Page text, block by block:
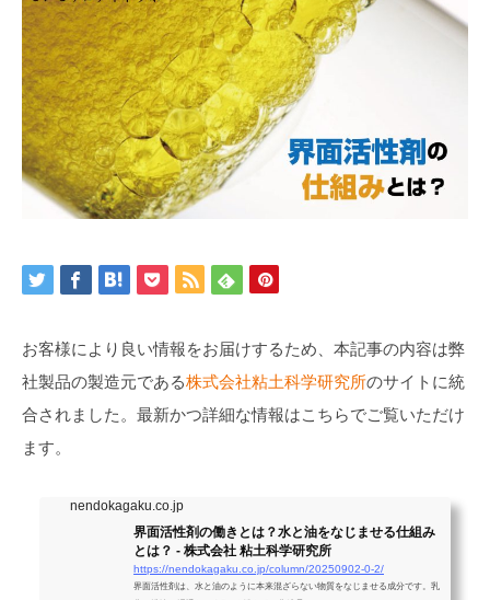
お客様により良い情報をお届けするため、本記事の内容は弊
社製品の製造元である株式会社粘土科学研究所のサイトに統
合されました。最新かつ詳細な情報はこちらでご覧いただけ
ます。
nendokagaku.co.jp
界面活性剤の働きとは？水と油をなじませる仕組み
とは？ - 株式会社 粘土科学研究所
https://nendokagaku.co.jp/column/20250902-0-2/
界面活性剤は、水と油のように本来混ざらない物質をなじませる成分です。乳
お知らせ
えどがわ楽市